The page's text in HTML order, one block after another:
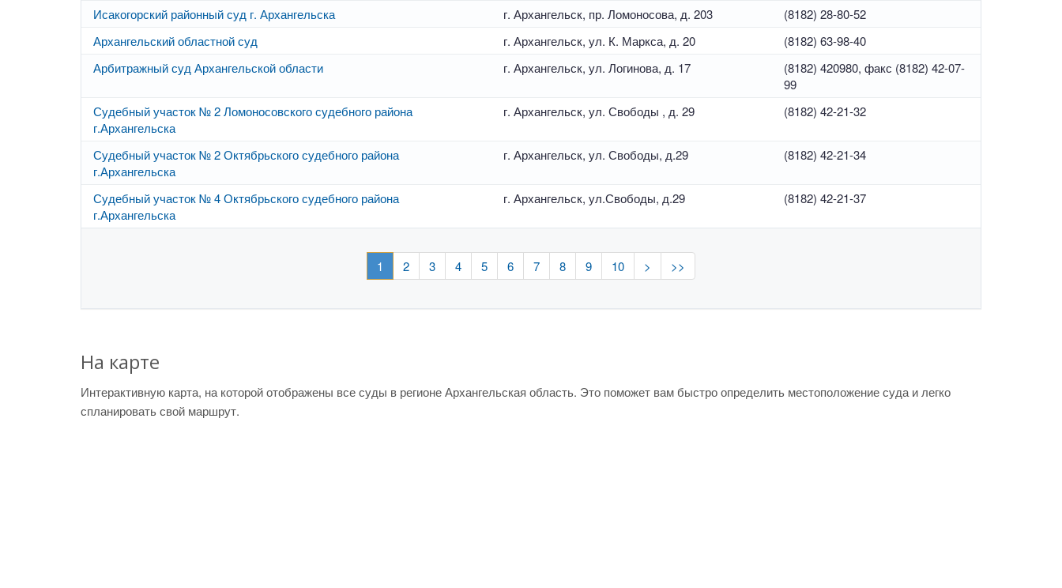
Исакогорский районный суд г. Архангельска
г. Архангельск, пр. Ломоносова, д. 203
(8182) 28-80-52
Архангельский областной суд
г. Архангельск, ул. К. Маркса, д. 20
(8182) 63-98-40
Арбитражный суд Архангельской области
г. Архангельск, ул. Логинова, д. 17
(8182) 420980, факс (8182) 42-07-
99
Судебный участок № 2 Ломоносовского судебного района
г.Архангельска
г. Архангельск, ул. Свободы , д. 29 (8182) 42-21-32
Судебный участок № 2 Октябрьского судебного района
г.Архангельска
г. Архангельск, ул. Свободы, д.29 (8182) 42-21-34
Судебный участок № 4 Октябрьского судебного района
г.Архангельска
г. Архангельск, ул.Свободы, д.29 (8182) 42-21-37
1 2 3 4 5 6 7 8 9 10 > >>
На карте
Интерактивную карта, на которой отображены все суды в регионе Архангельская область. Это поможет вам быстро определить местоположение суда и легко
спланировать свой маршрут.